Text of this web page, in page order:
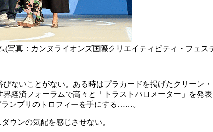
真：カンヌライオンズ国際クリエイティビティ・フェス
ないことがない。ある時はプラカードを掲げたクリーン
経済フォーラムで高々と「トラストバロメーター」を発
ンプリのトロフィーを手にする……。
ウンの気配を感じさせない。